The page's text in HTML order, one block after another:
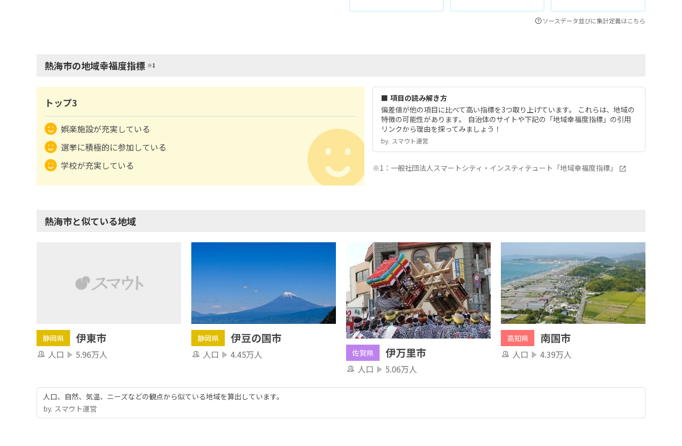
ソースデータ並びに集計定義はこちら
熱海市の地域幸福度指標 ※1
トップ3
娯楽施設が充実している
選挙に積極的に参加している
学校が充実している
■ 項目の読み解き方
偏差値が他の項目に比べて高い指標を3つ取り上げています。 これらは、地域の
特徴の可能性があります。 自治体のサイトや下記の「地域幸福度指標」の引用
リンクから理由を探ってみましょう！
by.︎ スマウト運営
※1：一般社団法人スマートシティ・インスティテュート「地域幸福度指標」
熱海市と似ている地域
静岡県 伊東市
人口 5.96万人
静岡県 伊豆の国市
人口 4.45万人 佐賀県 伊万里市
人口 5.06万人
高知県 南国市
人口 4.39万人
人口、自然、気温、ニーズなどの観点から似ている地域を算出しています。
by.︎ スマウト運営